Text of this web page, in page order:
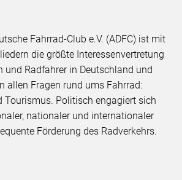
Fahrrad-Club e.V. (ADFC) ist mit
die größte Interessenvertretung
und Radfahrer in Deutschland und
allen Fragen rund ums Fahrrad:
Tourismus. Politisch engagiert sich
nationaler und internationaler
Förderung des Radverkehrs.